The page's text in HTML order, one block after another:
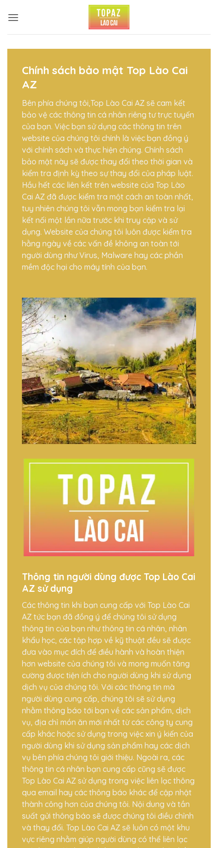
qua
Chính sách bảo mật Top Lào Cai
AZ
Bên phía chúng tôi,Top Lào Cai AZ sẽ cam kết
bảo vệ các thông tin cá nhân riêng tư trực tuyến
của bạn. Việc bạn sử dụng các thông tin trên
website của chúng tôi chính là việc bạn đồng ý
với chính sách và thực hiện chúng. Chính sách
bảo mật này sẽ được thay đổi theo thời gian và
kiểm tra định kỳ theo sự thay đổi của pháp luật.
Hầu hết các liên kết trên website của Top Lào
Cai AZ đã được kiểm tra một cách an toàn nhất,
tuy nhiên chúng tôi vẫn mong bạn kiểm tra lại
kết nối một lần nữa trước khi truy cập và sử
dụng. Website của chúng tôi luôn được kiểm tra
hằng ngày về các vấn đề không an toàn tới
người dùng như Virus, Malware hay các phần
mềm độc hại cho máy tính của bạn.
Thông tin người dùng được Top Lào Cai
AZ sử dụng
Các thông tin khi bạn cung cấp với Top Lào Cai
AZ tức bạn đã đồng ý để chúng tôi sử dụng
thông tin của bạn như thông tin cá nhân, nhân
khẩu học, các tập hợp về kỹ thuật đều sẽ được
đưa vào mục đích để điều hành và hoàn thiện
hơn website của chúng tôi và mong muốn tăng
cường được tiện ích cho người dùng khi sử dụng
dịch vụ của chúng tôi. Với các thông tin mà
người dùng cung cấp, chúng tôi sẽ sử dụng
nhằm thông báo tới bạn về các sản phẩm, dịch
vụ, địa chỉ món ăn mới nhất từ các công ty cung
cấp khác hoặc sử dụng trong việc xin ý kiến của
người dùng khi sử dụng sản phẩm hay các dịch
vụ bên phía chúng tôi giới thiệu. Ngoài ra, các
thông tin cá nhân bạn cung cấp cũng sẽ được
Top Lào Cai AZ sử dụng trong việc liên lạc thông
qua email hay các thông báo khác để cập nhật
thành công hơn của chúng tôi. Nội dung và tần
suất gửi thông báo sẽ được chúng tôi điều chỉnh
và thay đổi. Top Lào Cai AZ sẽ luôn có một khu
vực riêng nhằm giúp người dùng có thể liên lạc